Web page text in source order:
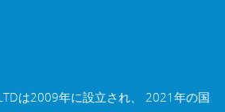
は2009年に設立され、 2021年の国